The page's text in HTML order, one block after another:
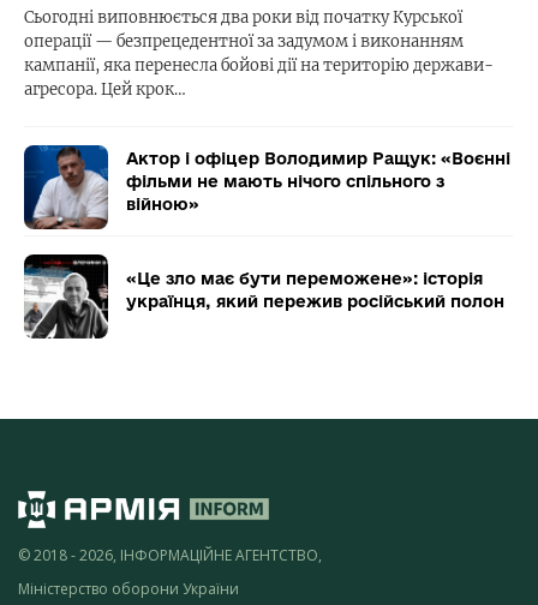
Сьогодні виповнюється два роки від початку Курської
операції — безпрецедентної за задумом і виконанням
кампанії, яка перенесла бойові дії на територію держави-
агресора. Цей крок…
Актор і офіцер Володимир Ращук: «Воєнні
фільми не мають нічого спільного з
війною»
«Це зло має бути переможене»: історія
українця, який пережив російський полон
© 2018 - 2026, ІНФОРМАЦІЙНЕ АГЕНТСТВО,
Міністерство оборони України